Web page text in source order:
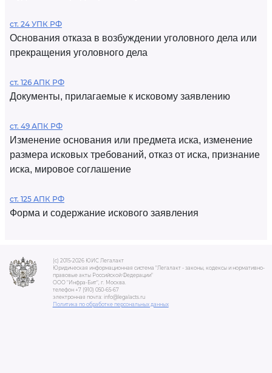
ст. 24 УПК РФ
Основания отказа в возбуждении уголовного дела или
прекращения уголовного дела
ст. 126 АПК РФ
Документы, прилагаемые к исковому заявлению
ст. 49 АПК РФ
Изменение основания или предмета иска, изменение
размера исковых требований, отказ от иска, признание
иска, мировое соглашение
ст. 125 АПК РФ
Форма и содержание искового заявления
(c) 2015-2026 ЮИС Легалакт
Юридическая информационная система "Легалакт - законы, кодексы и нормативно-
правовые акты Российской Федерации"
ООО "Инфра-Бит", г. Москва.
телефон +7 (910) 050-65-67
электронная почта: info@legalacts.ru
Политика по обработке персональных данных